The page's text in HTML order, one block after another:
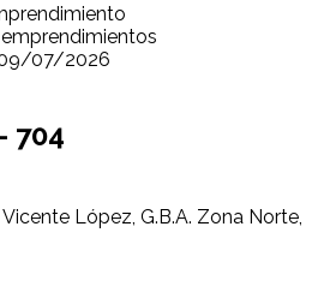
07/2026
704
López, G.B.A. Zona Norte,